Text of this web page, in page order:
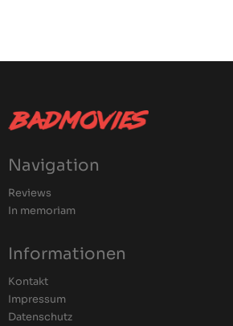
Navigation
Reviews
In memoriam
Informationen
Kontakt
Impressum
Datenschutz